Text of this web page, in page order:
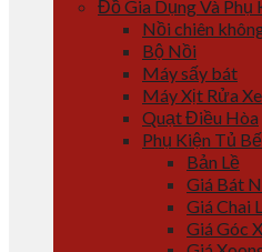
Đồ Gia Dụng Và Phụ
Nồi chiên
Bộ Nồi
Máy sấy bát
Máy Xịt Rửa
Quạt Điều Hòa
Phụ Kiện Tủ
Bản Lề
Giá Bát
Giá Chai
Giá Góc